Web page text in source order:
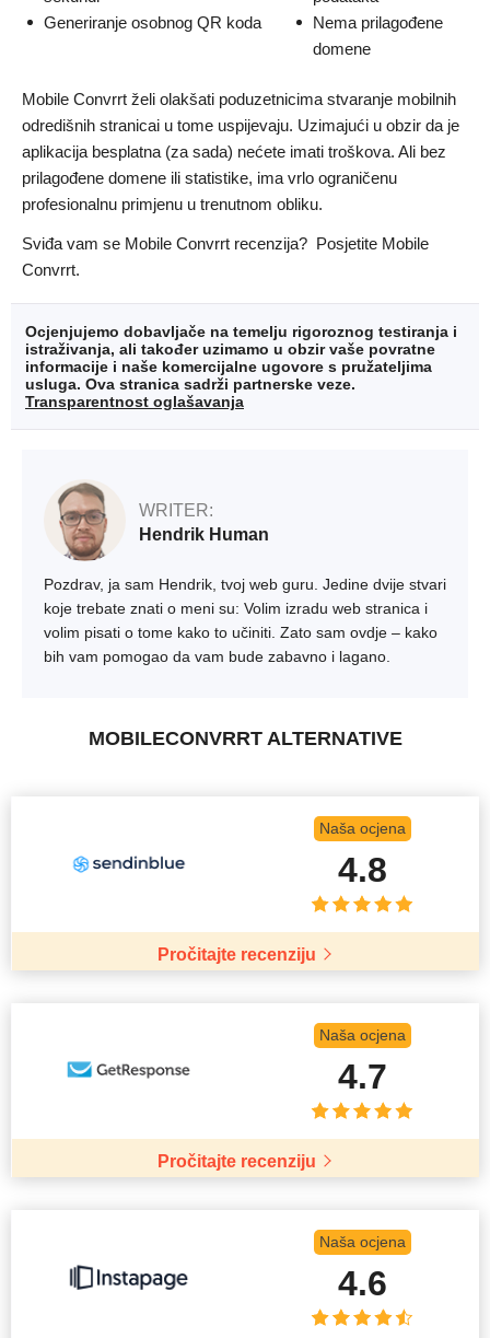
Generiranje osobnog QR koda
Nema prilagođene
domene
Mobile Convrrt želi olakšati poduzetnicima stvaranje mobilnih
odredišnih stranicai u tome uspijevaju. Uzimajući u obzir da je
aplikacija besplatna (za sada) nećete imati troškova. Ali bez
prilagođene domene ili statistike, ima vrlo ograničenu
profesionalnu primjenu u trenutnom obliku.
Sviđa vam se Mobile Convrrt recenzija? Posjetite Mobile
Convrrt.
Ocjenjujemo dobavljače na temelju rigoroznog testiranja i
istraživanja, ali također uzimamo u obzir vaše povratne
informacije i naše komercijalne ugovore s pružateljima
usluga. Ova stranica sadrži partnerske veze.
Transparentnost oglašavanja
WRITER:
Hendrik Human
Pozdrav, ja sam Hendrik, tvoj web guru. Jedine dvije stvari
koje trebate znati o meni su: Volim izradu web stranica i
volim pisati o tome kako to učiniti. Zato sam ovdje – kako
bih vam pomogao da vam bude zabavno i lagano.
MOBILECONVRRT ALTERNATIVE
Naša ocjena
4.8
Pročitajte recenziju
Naša ocjena
4.7
Pročitajte recenziju
Naša ocjena
4.6